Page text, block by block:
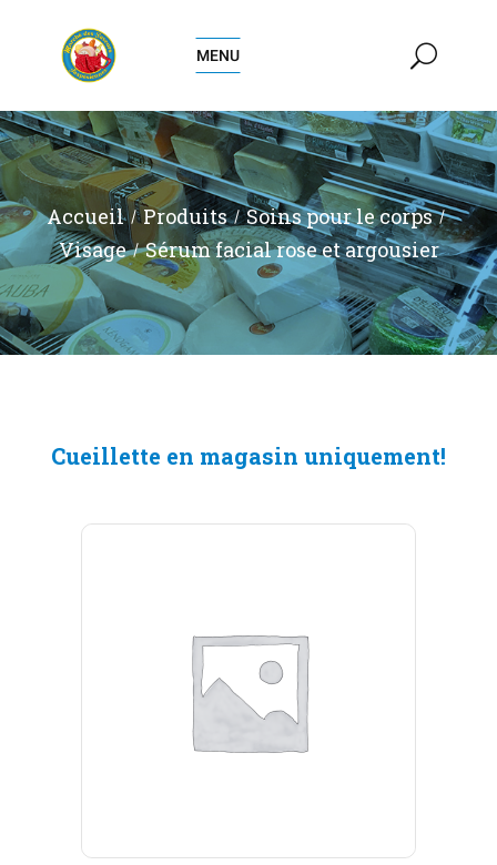
MENU
Accueil Produits
Soins pour le corps
Visage
Sérum facial rose et argousier
Cueillette en magasin uniquement!